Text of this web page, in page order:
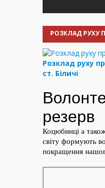
РОЗКЛАД РУХУ
Розклад руху
ст. Біличі